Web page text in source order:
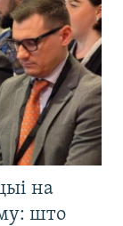
на
што